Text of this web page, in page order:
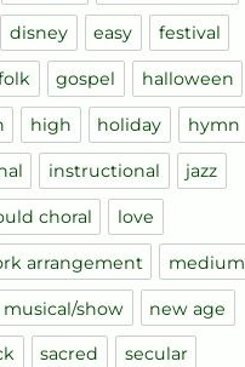
disney easy festival
gospel halloween
high holiday hymn
instructional jazz
choral love
arrangement medium
musical/show new age
sacred secular